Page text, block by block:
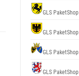
GLS PaketShop
GLS PaketShop
GLS PaketShop
GLS PaketShop